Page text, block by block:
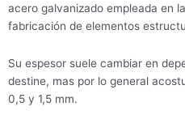
acero galvanizado empleada en
fabricación de elementos
Su espesor suele cambiar en
destine, mas por lo general
0,5 y 1,5 mm.